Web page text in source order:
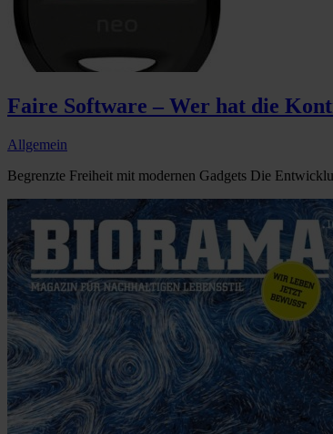
Faire Software – Wer hat die
Allgemein
Begrenzte Freiheit mit modernen Gadgets Die